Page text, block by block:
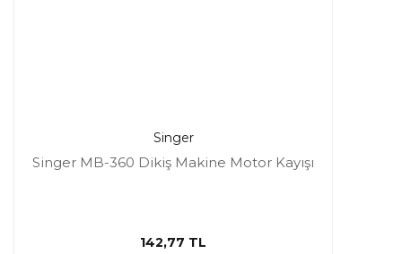
Singer
Singer MB-360 Dikiş Makine Motor Kayışı
142,77 TL